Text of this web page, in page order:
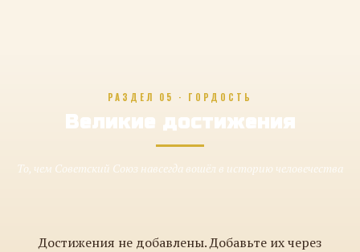
РАЗДЕЛ 05 · ГОРДОСТЬ
Великие достижения
То, чем Советский Союз навсегда вошёл в историю человечества
Достижения не добавлены. Добавьте их через